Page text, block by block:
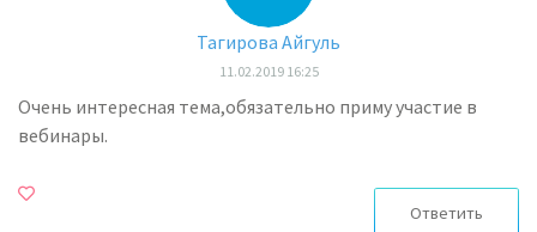
Тагирова Айгуль
11.02.2019 16:25
Очень интересная тема,обязательно приму участие в
вебинары.
Ответить